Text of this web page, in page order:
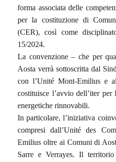
forma associata delle
per la costituzione di
(CER), così come
15/2024.
La convenzione – che per
Aosta verrà sottoscritta dal
con l’Unité Mont-Emilius e
costituisce l’avvio dell’iter
energetiche rinnovabili.
In particolare, l’iniziativa
compresi dall’Unité des
Emilius oltre ai Comuni di
Sarre e Verrayes. Il